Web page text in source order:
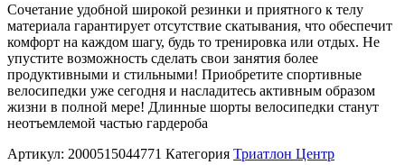
Сочетание удобной широкой резинки и приятного к телу
материала гарантирует отсутствие скатывания, что обеспечит
комфорт на каждом шагу, будь то тренировка или отдых. Не
упустите возможность сделать свои занятия более
продуктивными и стильными! Приобретите спортивные
велосипедки уже сегодня и насладитесь активным образом
жизни в полной мере! Длинные шорты велосипедки станут
неотъемлемой частью гардероба
Артикул: 2000515044771 Категория Триатлон Центр